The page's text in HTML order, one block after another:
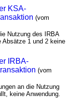
KSA-
(vom
Nutzung des IRBA
Absätze 1 und 2 keine
IRBA-
(vom
an die Nutzung
keine Anwendung.